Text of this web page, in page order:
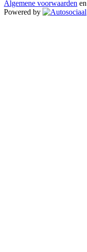
Algemene voorwaarden en
Powered by